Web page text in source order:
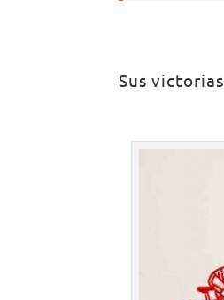
Sus victorias